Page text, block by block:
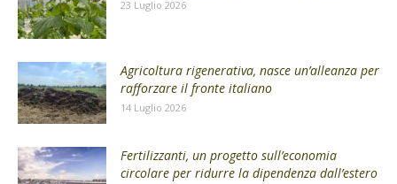
23 Luglio 2026
Agricoltura rigenerativa, nasce un’alleanza per
rafforzare il fronte italiano
14 Luglio 2026
Fertilizzanti, un progetto sull’economia
circolare per ridurre la dipendenza dall’estero